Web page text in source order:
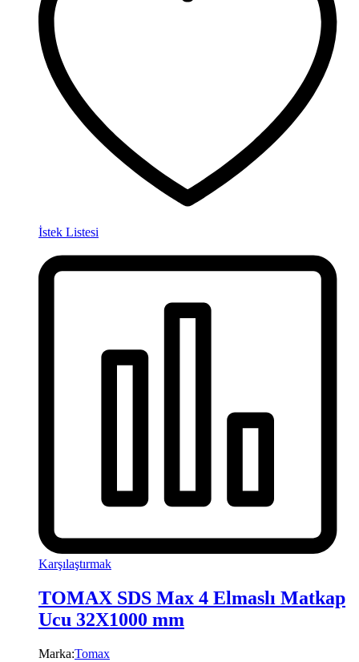
İstek Listesi
Karşılaştırmak
TOMAX SDS Max 4 Elmaslı Matkap
Ucu 32X1000 mm
Marka:Tomax